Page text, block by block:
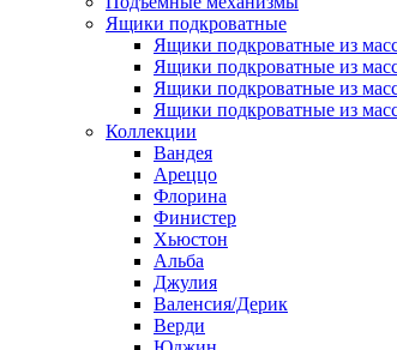
Ящики подкроватные
Ящики подкроватные из
Ящики подкроватные из
Ящики подкроватные из
Ящики подкроватные из
Коллекции
Вандея
Ареццо
Флорина
Финистер
Хьюстон
Альба
Джулия
Валенсия/Дерик
Верди